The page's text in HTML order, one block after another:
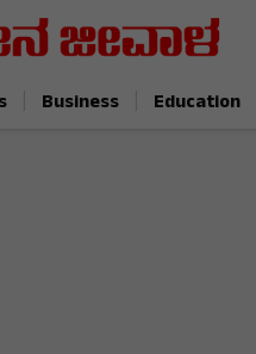
Business Education